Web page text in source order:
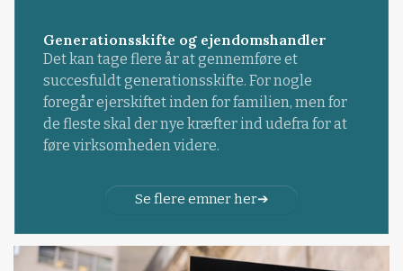
Generationsskifte og ejendomshandler
Det kan tage flere år at gennemføre et
succesfuldt generationsskifte. For nogle
foregår ejerskiftet inden for familien, men for
de fleste skal der nye kræfter ind udefra for at
føre virksomheden videre.
Se flere emner her